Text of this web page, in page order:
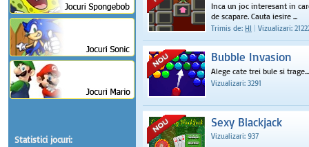
Statistici jocuri:
Inca un joc interesant in
de scapare. Cauta iesire ...
Trimis de: HI Vizualizari:
Bubble Invasion
Alege cate trei bule si trage...
Vizualizari: 3291
Sexy Blackjack
Vizualizari: 937